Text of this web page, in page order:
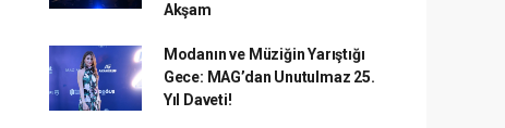
Akşam
Modanın ve Müziğin Yarıştığı
Gece: MAG’dan Unutulmaz 25.
Yıl Daveti!